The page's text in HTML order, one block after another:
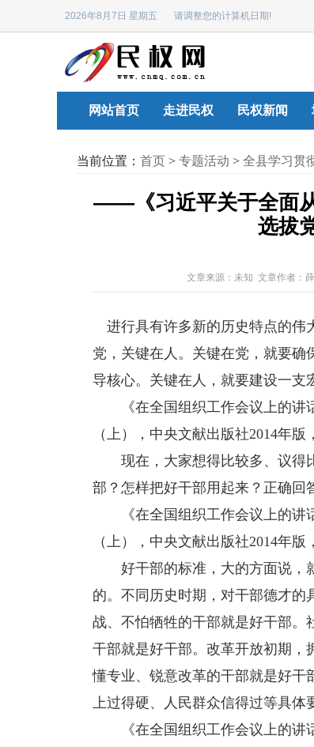
2026年8月7日 星期五 请调整您的计算机日期!
网站首页 走进民权 民权新闻
当前位置： 首页 > 专题活动 > 全县学习贯
——《习近平关于全面
选拔
文章来源：未知 文章作者：
进行具有许多新的历史特点的伟
党，关键在人。关键在党，就要确
导核心。关键在人，就要建设一支
《在全国组织工作会议上的讲话
（上），中央文献出版社2014年版
现在，大家想得比较多、议得
部？怎样把好干部用起来？正确回
《在全国组织工作会议上的讲话
（上），中央文献出版社2014年版
好干部的标准，大的方面说，
的。不同历史时期，对干部德才
战、不怕牺牲的干部就是好干部。
干部就是好干部。改革开放初期，
懂专业、锐意改革的干部就是好干
上过得硬、人民群众信得过等具体
《在全国组织工作会议上的讲话